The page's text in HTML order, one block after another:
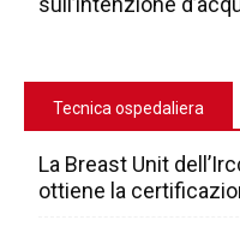
Tecnica ospedaliera
La Breast Unit
ottiene la